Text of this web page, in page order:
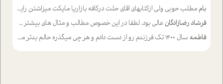
بام مطلب حوبی ولی ازکتابهای اقای حلت درکافه بازاریا مایکت میزاشتن رایگان خوب بود ولی هرکدام خلاصه شده ش تومجله از طریق سایت هم خوبه اینکه درزیر اخرصفحه گذاشته شده خب ادم خبره میره نصب میکنه میخونه ولی هرکسی گوشیش ظرفیتش نداره باتشکر
فرشاد رضازادگان عالی بود. لطفا در این خصوص مطالب و مثال های بیشتر ی ارایه دهید
فاطمه سال ۱۴۰۰ تک فرزندم رو از دست دادم و هر چی میگذره حالم بدتر میشه و دلتنگتر تنایی رو ترجیح دادم و معاشرت برام سخت شده